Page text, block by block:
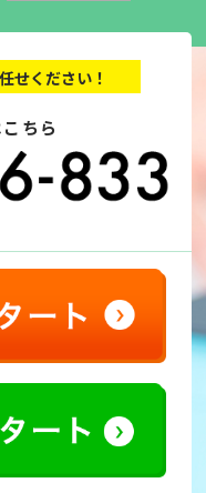
せください！
ちら